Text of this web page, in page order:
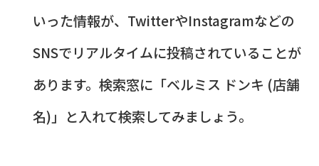
いった情報が、TwitterやInstagramなどの
SNSでリアルタイムに投稿されていることが
あります。検索窓に「ベルミス ドンキ (店舗
名)」と入れて検索してみましょう。